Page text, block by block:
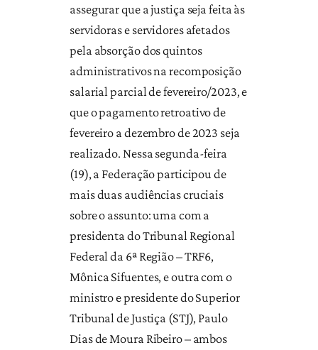
assegurar que a justiça seja feita às
servidoras e servidores afetados
pela absorção dos quintos
administrativos na recomposição
salarial parcial de fevereiro/2023, e
que o pagamento retroativo de
fevereiro a dezembro de 2023 seja
realizado. Nessa segunda-feira
(19), a Federação participou de
mais duas audiências cruciais
sobre o assunto: uma com a
presidenta do Tribunal Regional
Federal da 6ª Região – TRF6,
Mônica Sifuentes, e outra com o
ministro e presidente do Superior
Tribunal de Justiça (STJ), Paulo
Dias de Moura Ribeiro – ambos